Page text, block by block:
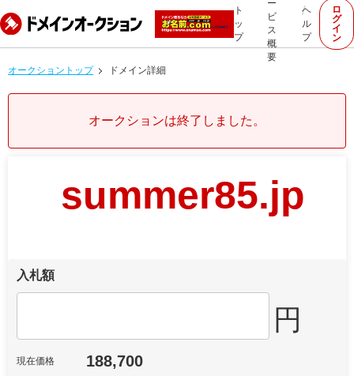
ト
ッ
プ
ー
ビ
ス
概
要
ヘ
ル
プ
ロ
グ
イ
ン
オークショントップ ドメイン詳細
オークションは終了しました。
summer85.jp
入札額
円
現在価格 188,700